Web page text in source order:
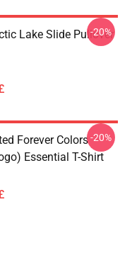
Lake Slide Pullover
-20%
Forever Colors
Essential T-Shirt
-20%